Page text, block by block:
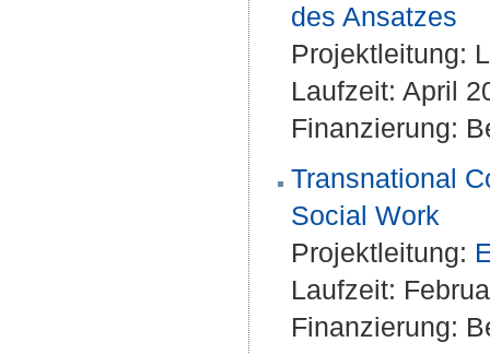
des Ansatzes
Projektleitung:
Laufzeit: April
Finanzierung:
Transnational
Social Work
Projektleitung:
Laufzeit:
Finanzierung: